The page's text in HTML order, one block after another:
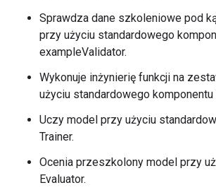
Sprawdza dane szkoleniowe pod
przy użyciu standardowego
exampleValidator.
Wykonuje inżynierię funkcji na
użyciu standardowego komponentu
Uczy model przy użyciu
Trainer.
Ocenia przeszkolony model przy
Evaluator.